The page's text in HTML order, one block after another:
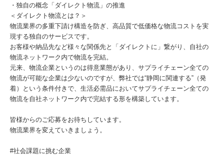
・独自の概念「ダイレクト物流」の推進
＜ダイレクト物流とは？＞
物流業界の多重下請け構造を防ぎ、高品質で低価格な物流コストを実
現する独自のサービスです。
お客様や納品先など様々な関係先と「ダイレクトに」繋がり、自社の
物流ネットワーク内で物流を完結。
元来、物流企業というのは得意業態があり、サプライチェーン全ての
物流が可能な企業は少ないのですが、弊社では“静岡に関連する”（発
着）という条件付きで、生活必需品においてサプライチェーン全ての
物流を自社ネットワーク内で完結する形を構築しています。
皆様からのご応募をお待ちしています。
物流業界を変えていきましょう。
#社会課題に挑む企業